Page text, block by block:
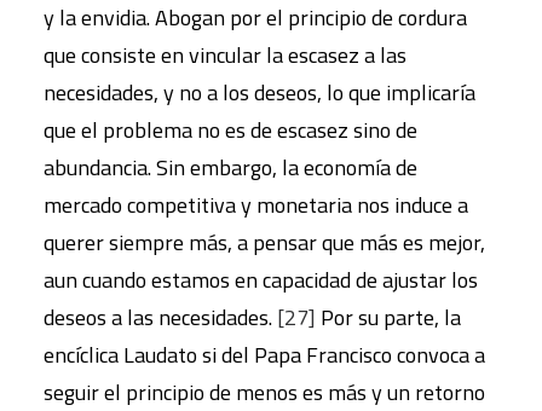
y la envidia. Abogan por el principio de cordura
que consiste en vincular la escasez a las
necesidades, y no a los deseos, lo que implicaría
que el problema no es de escasez sino de
abundancia. Sin embargo, la economía de
mercado competitiva y monetaria nos induce a
querer siempre más, a pensar que más es mejor,
aun cuando estamos en capacidad de ajustar los
deseos a las necesidades.[27] Por su parte, la
encíclica Laudato si del Papa Francisco convoca a
seguir el principio de menos es más y un retorno